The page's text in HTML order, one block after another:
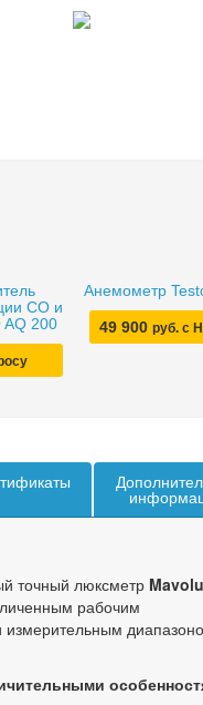
CO и
200
Анемометр
49 900 руб. с
точный люксметр
рабочим
измерительным